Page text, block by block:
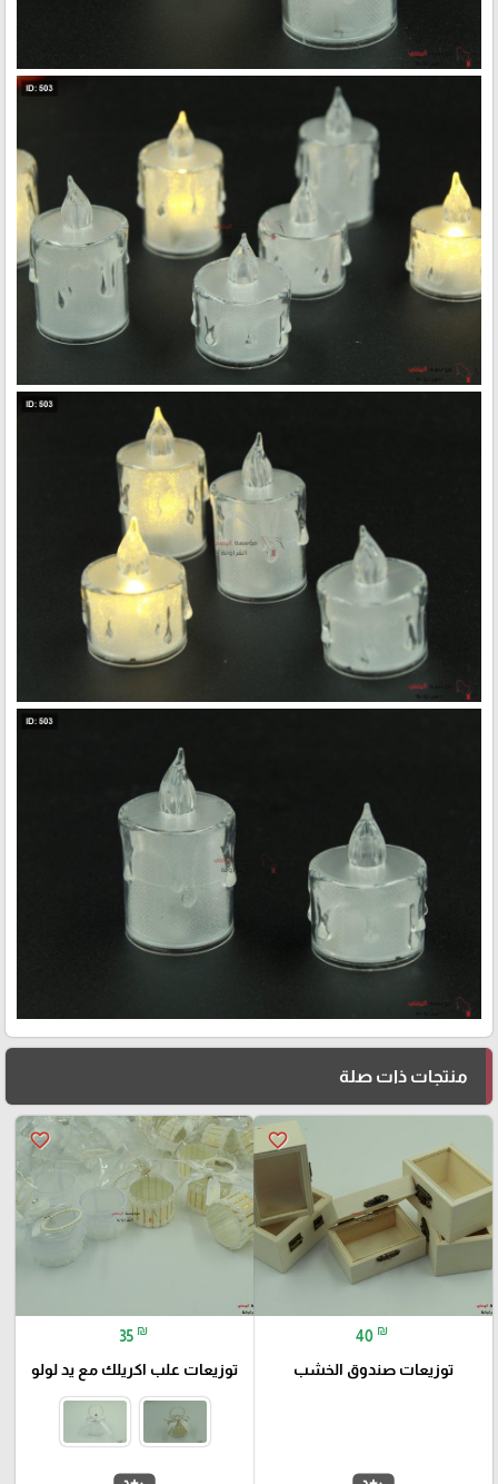
منتجات ذات صلة
favorite_border
40 ₪
توزيعات صندوق الخشب
favorite_border
35 ₪
توزيعات علب اكريلك مع يد لولو